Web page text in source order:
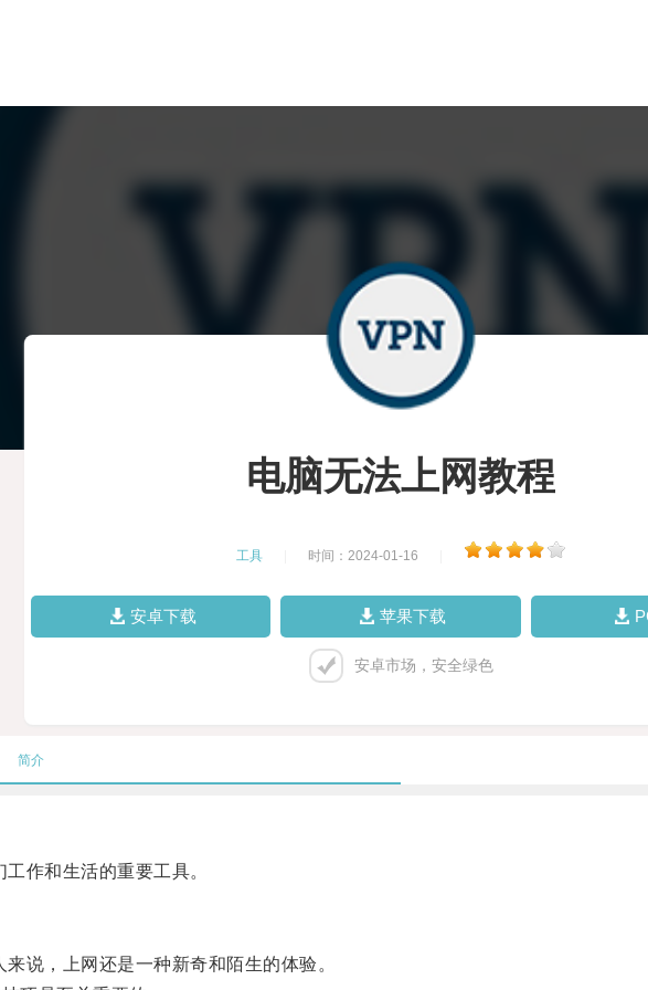
电脑无法上网教程
工具 时间：2024-01-16
安卓下载 苹果下载
安卓市场，安全绿色
简介
作和生活的重要工具。
，上网还是一种新奇和陌生的体验。